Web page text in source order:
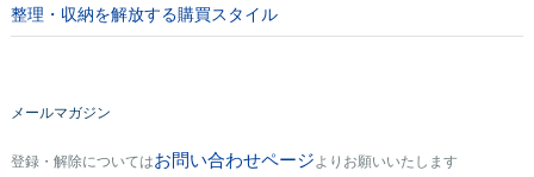
整理・収納を解放する購買スタイル
メールマガジン
登録・解除についてはお問い合わせページよりお願いいたします